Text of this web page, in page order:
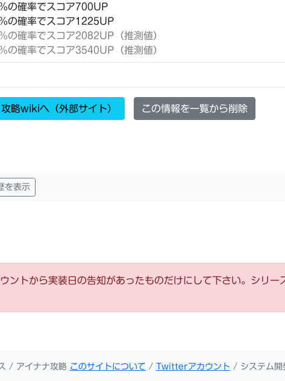
の確率でスコア700UP
の確率でスコア1225UP
の確率でスコア2082UP（推測値）
の確率でスコア3540UP（推測値）
攻略wikiへ（外部サイト） この情報を一覧から削除
を表示
ントから実装日の告知があったものだけにして下さい。シリ
/ アイナナ攻略 このサイトについて / Twitterアカウント / システム開